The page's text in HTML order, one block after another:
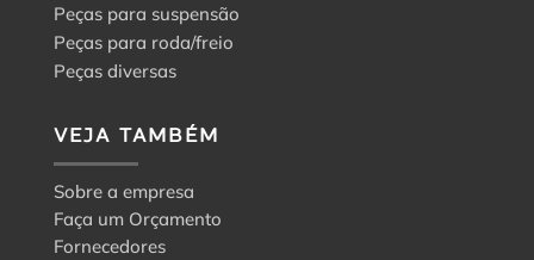
Peças para suspensão
Peças para roda/freio
Peças diversas
VEJA TAMBÉM
Sobre a empresa
Faça um Orçamento
Fornecedores